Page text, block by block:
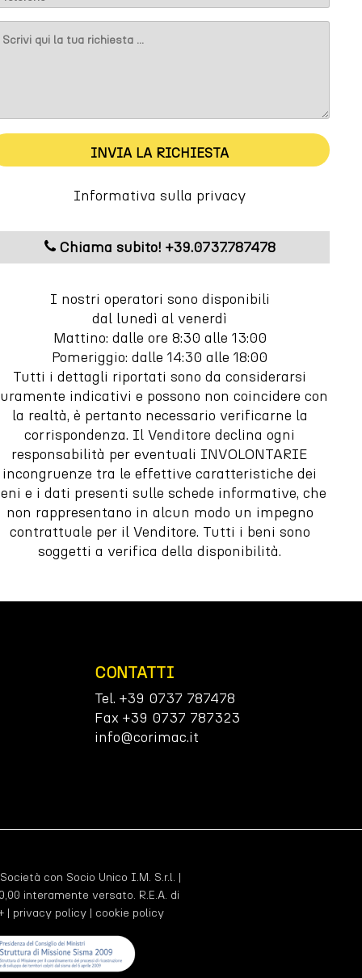
INVIA LA RICHIESTA
Informativa sulla privacy
Chiama subito! +39.0737.787478
I nostri operatori sono disponibili
dal lunedì al venerdì
Mattino: dalle ore 8:30 alle 13:00
Pomeriggio: dalle 14:30 alle 18:00
Tutti i dettagli riportati sono da considerarsi
indicativi e possono non coincidere con
la realtà, è pertanto necessario verificarne la
corrispondenza. Il Venditore declina ogni
responsabilità per eventuali INVOLONTARIE
incongruenze tra le effettive caratteristiche dei
e i dati presenti sulle schede informative, che
non rappresentano in alcun modo un impegno
contrattuale per il Venditore. Tutti i beni sono
soggetti a verifica della disponibilità.
CONTATTI
Tel. +39 0737 787478
Fax +39 0737 787323
info@corimac.it
con Socio Unico I.M. S.r.l. |
interamente versato. R.E.A. di
| privacy policy| cookie policy